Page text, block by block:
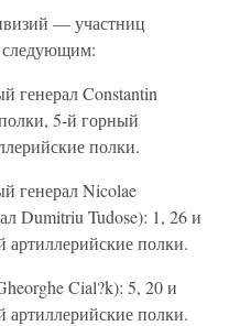
— участниц
следующим:
генерал Constantin
5-й горный
полки.
генерал Nicolae
Dumitriu Tudose): 1, 26 и
полки.
Cial?k): 5, 20 и
полки.